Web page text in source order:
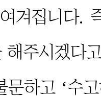
여겨집니다.
해주시겠다
문하고 ‘수